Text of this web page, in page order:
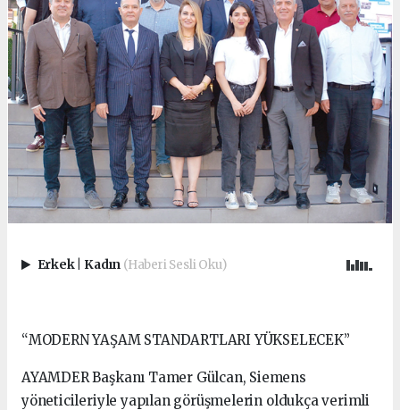
Erkek Kadın (Haberi Sesli Oku)
“MODERN YAŞAM STANDARTLARI YÜKSELECEK”
AYAMDER Başkanı Tamer Gülcan, Siemens
yöneticileriyle yapılan görüşmelerin oldukça verimli